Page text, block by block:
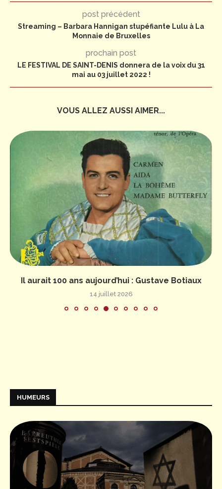
post précédent
Streaming – Barbara Hannigan stupéfiante Lulu à La
Monnaie de Bruxelles
prochain post
LE FESTIVAL DE SAINT-DENIS donnera de la voix du 31
mai au 03 juillet 2022 !
VOUS ALLEZ AUSSI AIMER...
Il aurait 100 ans aujourd’hui : Gustave Botiaux
14 juillet 2026
HUMEURS